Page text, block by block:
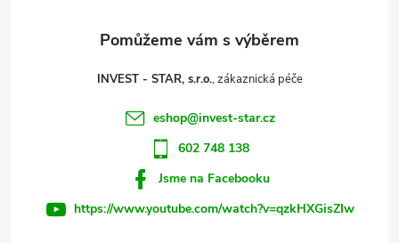
INVEST - STAR, s.r.o.
eshop@invest-star.cz
602 748 138
Jsme na Facebooku
https://www.youtube.com/watch?v=qzkHXGisZIw